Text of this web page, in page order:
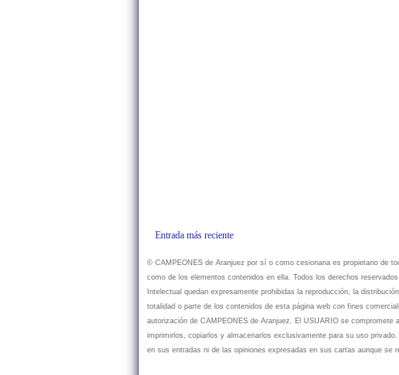
Entrada más reciente
© CAMPEONES de Aranjuez por sí o como cesionaria es propietario de
como de los elementos contenidos en ella. Todos los derechos
Intelectual quedan expresamente prohibidas la reproducción, la
totalidad o parte de los contenidos de esta página web con fines
autorización de CAMPEONES de Aranjuez. El USUARIO se
imprimirlos, copiarlos y almacenarlos exclusivamente para su uso
en sus entradas ni de las opiniones expresadas en sus cartas aunque se